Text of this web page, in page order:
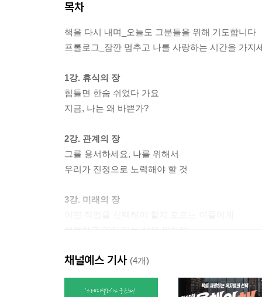
목차
책을 다시 내며_오늘도 그분들을 위해 기도합니다
프롤로그_잠깐 멈추고 나를 사랑하는 시간을 가지
1강. 휴식의 장
힘들면 한숨 쉬었다 가요
지금, 나는 왜 바쁜가?
2강. 관계의 장
그를 용서하세요, 나를 위해서
우리가 진정으로 노력해야 할 것
3강. 미래의 장
행복하고 의미 있는 삶을 위하여
4강. 인생의 장
인생, 너무 어렵게 살지 말자
나는 무엇을 하는 사람인가
채널예스 기사 (4개)